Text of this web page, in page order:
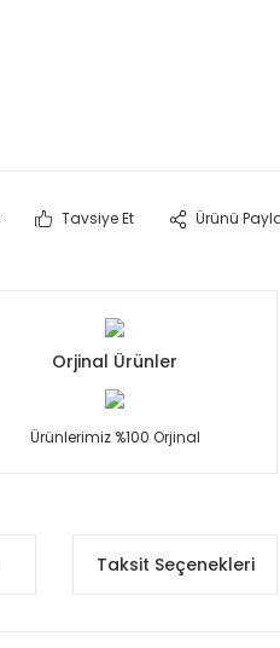
Tavsiye Et Ürünü
Orjinal Ürünler
Ürünlerimiz %100 Orjinal
Taksit Seçenekleri